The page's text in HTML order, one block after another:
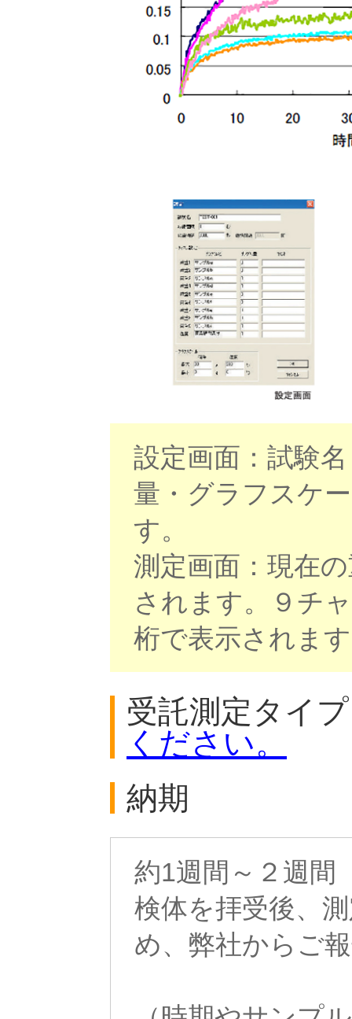
設定画面：試験
量・グラフスケ
す。
測定画面：現在
されます。９チ
桁で表示されま
受託測定タ
ください。
納期
約1週間～２週間
検体を拝受後、
め、弊社からご